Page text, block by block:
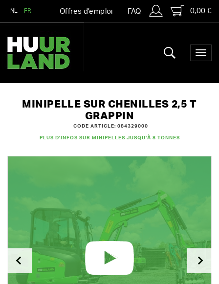
NL FR Offres d’emploi FAQ 0,00 €
MINIPELLE SUR CHENILLES 2,5 T
GRAPPIN
CODE ARTICLE: 084329000
PLUS D'INFOS SUR MINIPELLES JUSQU'À 8 TONNES